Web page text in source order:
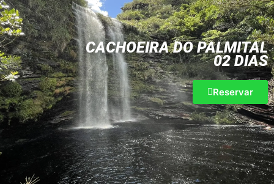
CACHOEIRA DO PALMITAL
02 DIAS
Reservar